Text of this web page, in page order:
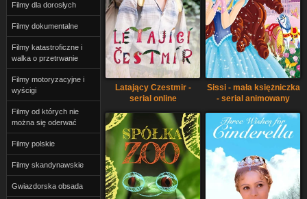
Filmy dla dorosłych
Filmy dokumentalne
Filmy katastroficzne i
walka o przetrwanie
Filmy motoryzacyjne i
wyścigi
Filmy od których nie
można się oderwać
Filmy polskie
Filmy skandynawskie
Gwiazdorska obsada
Latający Czestmir -
serial online
Sissi - mała księżniczka
- serial animowany